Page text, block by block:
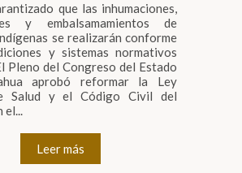
que las inhumaciones,
y embalsamamientos de
se realizarán conforme
y sistemas normativos
Pleno del Congreso del Estado
aprobó reformar la Ley
Salud y el Código Civil del
el...
Leer más